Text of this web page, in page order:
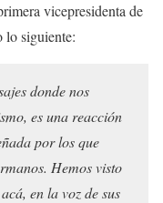
vicepresidenta de
lo siguiente:
donde nos
es una reacción
por los que
Hemos visto
en la voz de sus